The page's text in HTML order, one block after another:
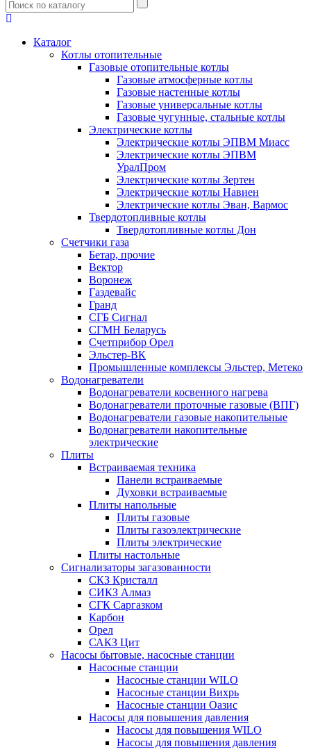
Каталог
Котлы отопительные
Газовые отопительные котлы
Газовые атмосферные котлы
Газовые настенные котлы
Газовые универсальные котлы
Газовые чугунные, стальные котлы
Электрические котлы
Электрические котлы ЭПВМ Миасс
Электрические котлы ЭПВМ
УралПром
Электрические котлы Зертен
Электрические котлы Навиен
Электрические котлы Эван, Вармос
Твердотопливные котлы
Твердотопливные котлы Дон
Счетчики газа
Бетар, прочие
Вектор
Воронеж
Газдевайс
Гранд
СГБ Сигнал
СГМН Беларусь
Счетприбор Орел
Эльстер-ВК
Промышленные комплексы Эльстер, Метеко
Водонагреватели
Водонагреватели косвенного нагрева
Водонагреватели проточные газовые (ВПГ)
Водонагреватели газовые накопительные
Водонагреватели накопительные
электрические
Плиты
Встраиваемая техника
Панели встраиваемые
Духовки встраиваемые
Плиты напольные
Плиты газовые
Плиты газоэлектрические
Плиты электрические
Плиты настольные
Сигнализаторы загазованности
СКЗ Кристалл
СИКЗ Алмаз
СГК Саргазком
Карбон
Орел
САКЗ Цит
Насосы бытовые, насосные станции
Насосные станции
Насосные станции WILO
Насосные станции Вихрь
Насосные станции Оазис
Насосы для повышения давления
Насосы для повышения WILO
Насосы для повышения давления